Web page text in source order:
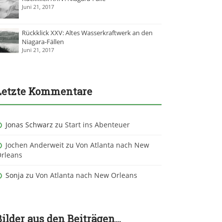
Juni 21, 2017
Rückklick XXV: Altes Wasserkraftwerk an den
Niagara-Fällen
Juni 21, 2017
Kommentare
Jonas Schwarz zu Start ins Abenteuer
Jochen Anderweit zu Von Atlanta nach New
Sonja zu Von Atlanta nach New Orleans
aus den Beiträgen…